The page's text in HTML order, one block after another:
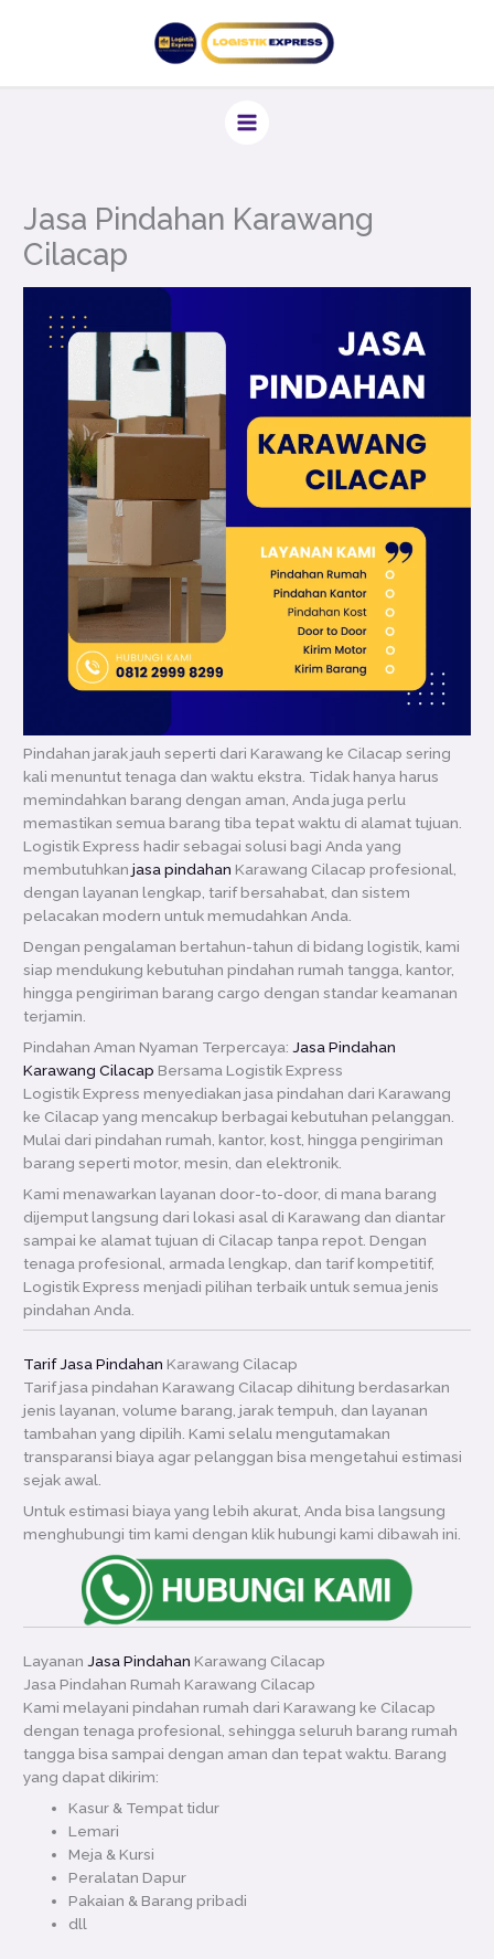
Jasa Pindahan Karawang
Cilacap
Pindahan jarak jauh seperti dari Karawang ke Cilacap sering
kali menuntut tenaga dan waktu ekstra. Tidak hanya harus
memindahkan barang dengan aman, Anda juga perlu
memastikan semua barang tiba tepat waktu di alamat tujuan.
Logistik Express hadir sebagai solusi bagi Anda yang
membutuhkanjasa pindahan Karawang Cilacap profesional,
dengan layanan lengkap, tarif bersahabat, dan sistem
pelacakan modern untuk memudahkan Anda.
Dengan pengalaman bertahun-tahun di bidang logistik, kami
siap mendukung kebutuhan pindahan rumah tangga, kantor,
hingga pengiriman barang cargo dengan standar keamanan
terjamin.
Pindahan Aman Nyaman Terpercaya: Jasa Pindahan
Karawang Cilacap Bersama Logistik Express
Logistik Express menyediakan jasa pindahan dari Karawang
ke Cilacap yang mencakup berbagai kebutuhan pelanggan.
Mulai dari pindahan rumah, kantor, kost, hingga pengiriman
barang seperti motor, mesin, dan elektronik.
Kami menawarkan layanan door-to-door, di mana barang
dijemput langsung dari lokasi asal di Karawang dan diantar
sampai ke alamat tujuan di Cilacap tanpa repot. Dengan
tenaga profesional, armada lengkap, dan tarif kompetitif,
Logistik Express menjadi pilihan terbaik untuk semua jenis
pindahan Anda.
Tarif Jasa Pindahan Karawang Cilacap
Tarif jasa pindahan Karawang Cilacap dihitung berdasarkan
jenis layanan, volume barang, jarak tempuh, dan layanan
tambahan yang dipilih. Kami selalu mengutamakan
transparansi biaya agar pelanggan bisa mengetahui estimasi
sejak awal.
Untuk estimasi biaya yang lebih akurat, Anda bisa langsung
menghubungi tim kami dengan klik hubungi kami dibawah ini.
LayananJasa Pindahan Karawang Cilacap
Jasa Pindahan Rumah Karawang Cilacap
Kami melayani pindahan rumah dari Karawang ke Cilacap
dengan tenaga profesional, sehingga seluruh barang rumah
tangga bisa sampai dengan aman dan tepat waktu. Barang
yang dapat dikirim:
Kasur & Tempat tidur
Lemari
Meja & Kursi
Peralatan Dapur
Pakaian & Barang pribadi
dll